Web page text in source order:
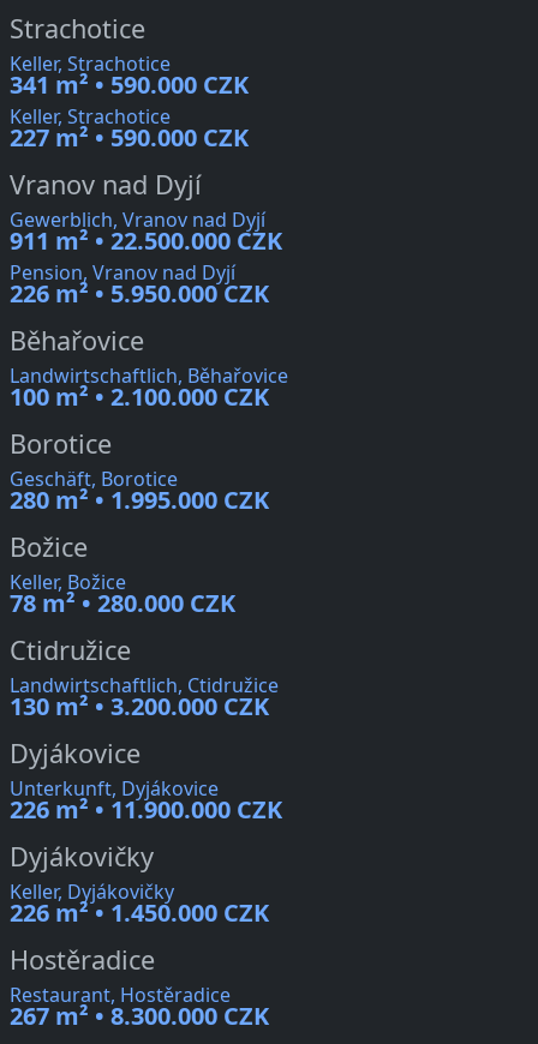
Strachotice
Keller, Strachotice
341 m² • 590.000 CZK
Keller, Strachotice
227 m² • 590.000 CZK
Vranov nad Dyjí
Gewerblich, Vranov nad Dyjí
911 m² • 22.500.000 CZK
Pension, Vranov nad Dyjí
226 m² • 5.950.000 CZK
Běhařovice
Landwirtschaftlich, Běhařovice
100 m² • 2.100.000 CZK
Borotice
Geschäft, Borotice
280 m² • 1.995.000 CZK
Božice
Keller, Božice
78 m² • 280.000 CZK
Ctidružice
Landwirtschaftlich, Ctidružice
130 m² • 3.200.000 CZK
Dyjákovice
Unterkunft, Dyjákovice
226 m² • 11.900.000 CZK
Dyjákovičky
Keller, Dyjákovičky
226 m² • 1.450.000 CZK
Hostěradice
Restaurant, Hostěradice
267 m² • 8.300.000 CZK